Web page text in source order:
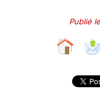
Publié